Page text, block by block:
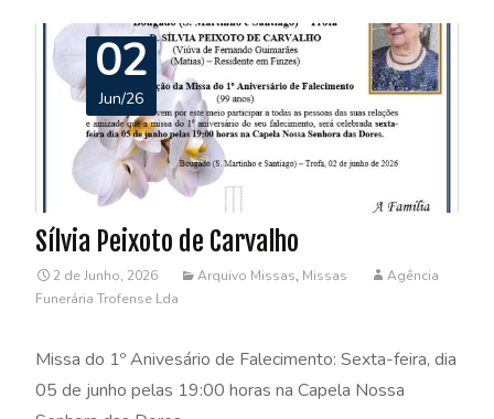
02
Jun/26
Sílvia Peixoto de Carvalho
2 de Junho, 2026 Arquivo Missas, Missas
Agência
Funerária Trofense Lda
Missa do 1º Anivesário de Falecimento: Sexta-feira, dia
05 de junho pelas 19:00 horas na Capela Nossa